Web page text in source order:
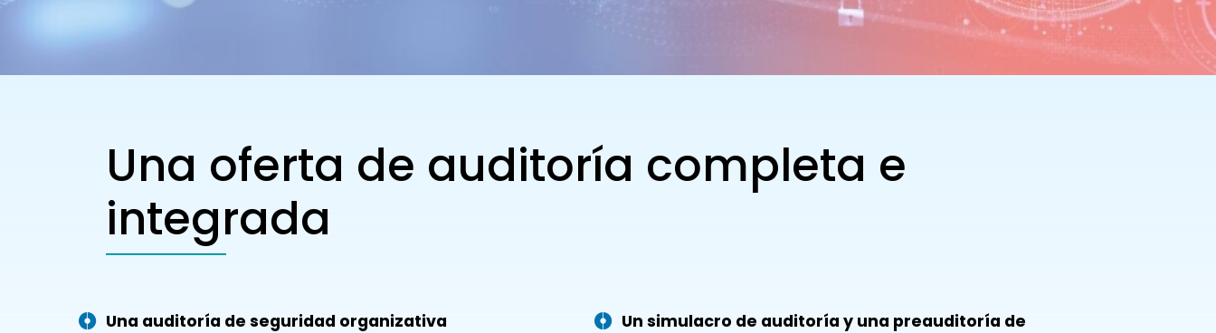
Una oferta de auditoría completa e
integrada
Una auditoría de seguridad organizativa
Un simulacro de auditoría y una preauditoría de